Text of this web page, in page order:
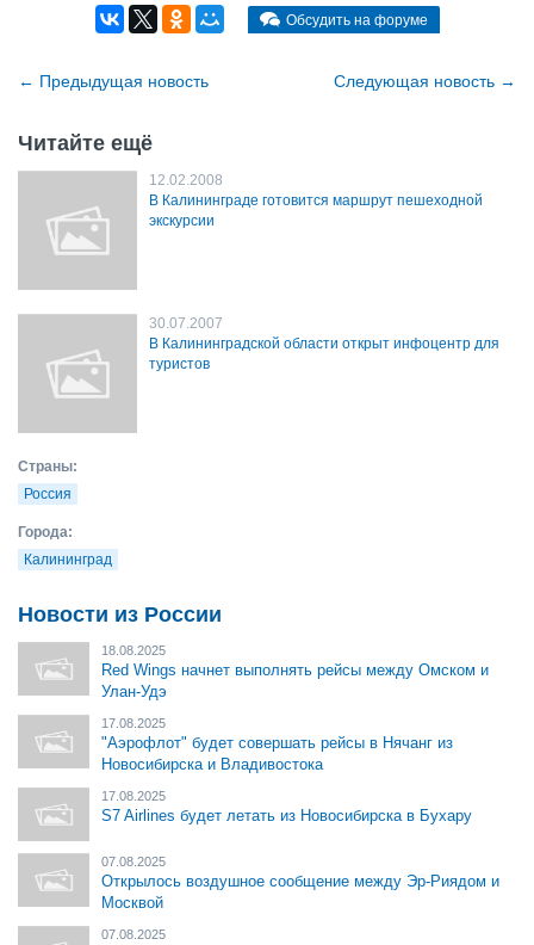
Обсудить на форуме
← Предыдущая новость Cледующая новость →
Читайте ещё
12.02.2008
В Калининграде готовится маршрут пешеходной
экскурсии
30.07.2007
В Калининградской области открыт инфоцентр для
туристов
Страны:
Россия
Города:
Калининград
Новости из России
18.08.2025
Red Wings начнет выполнять рейсы между Омском и
Улан-Удэ
17.08.2025
"Аэрофлот" будет совершать рейсы в Нячанг из
Новосибирска и Владивостока
17.08.2025
S7 Airlines будет летать из Новосибирска в Бухару
07.08.2025
Открылось воздушное сообщение между Эр-Риядом и
Москвой
07.08.2025